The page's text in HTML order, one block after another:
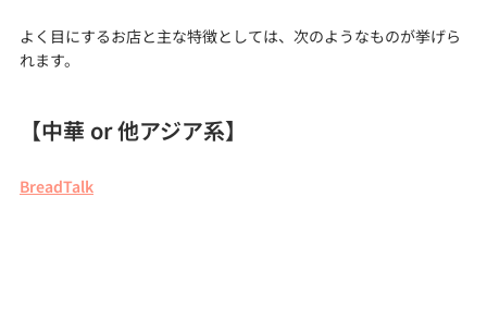
よく目にするお店と主な特徴としては、次のようなものが挙げら
れます。
【中華 or 他アジア系】
BreadTalk